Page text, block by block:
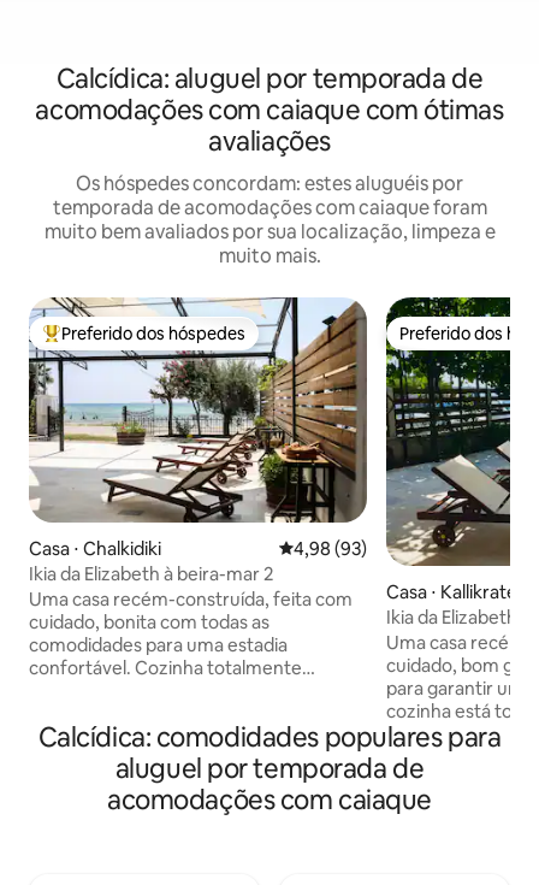
Calcídica: aluguel por temporada de
acomodações com caiaque com ótimas
avaliações
Os hóspedes concordam: estes aluguéis por
temporada de acomodações com caiaque foram
muito bem avaliados por sua localização, limpeza e
muito mais.
Entre os melhores preferidos dos hóspedes
Preferido dos hóspedes
Casa ⋅ Chalkidiki 4,98 de uma avaliação média
4,98 (93)
Ikia da Elizabeth à beira-mar 2
Uma casa recém-construída, feita com
cuidado, bonita com todas as
comodidades para uma estadia
confortável. Cozinha totalmente
hipoalergênicos anatômicos. Um grande
banheiro com secador de cabelo e
máquina de lavar roupa. Grande terraço
privativo com ventilador de teto e
Preferido dos
Preferido dos
Casa ⋅ Kallikrateia
Ikia da Elizabeth à
Uma casa
cuidado, bom
para garantir
cozinha está
A/C. Ambos os
travesseiros
anatômicos. Um
secador de
Calcídica: comodidades populares para
aluguel por temporada de
acomodações com caiaque